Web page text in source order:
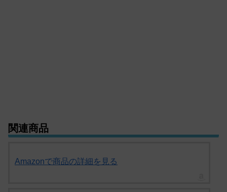
関連商品
Amazonで商品の詳細を見る